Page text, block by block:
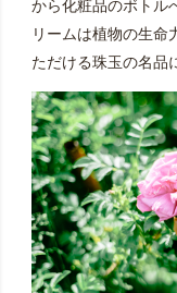
から化粧品のボトル
リームは植物の生命
ただける珠玉の名品